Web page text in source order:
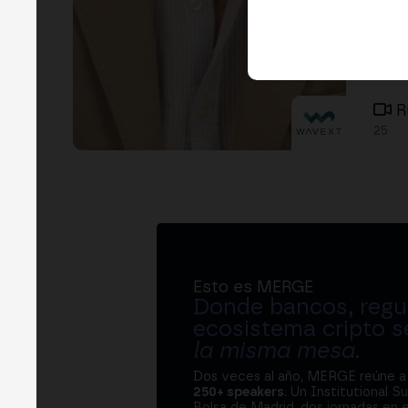
Esto es MERGE
Donde bancos,
ecosistema cripto
la misma mesa.
Dos veces al año, MERGE reúne
250+ speakers. Un Institutional